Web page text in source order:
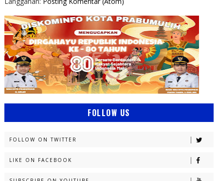
FOLLOW US
FOLLOW ON TWITTER
LIKE ON FACEBOOK